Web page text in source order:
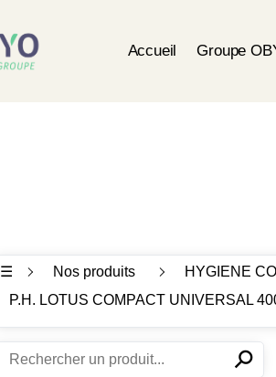
Accueil Groupe
☰ Nos produits HYGIENE
P.H. LOTUS COMPACT UNIVERSAL
✕⚲